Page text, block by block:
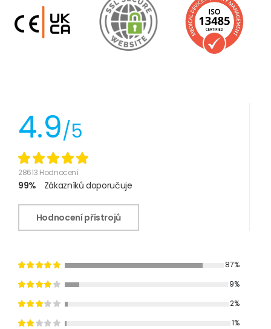
4.9/5
28613 Hodnocení
99% Zákazníků doporučuje
Hodnocení přístrojů
87%
9%
2%
1%